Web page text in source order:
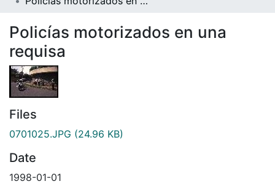
Policías motorizados en una
requisa
Files
0701025.JPG (24.96 KB)
Date
1998-01-01